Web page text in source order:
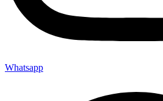
Whatsapp